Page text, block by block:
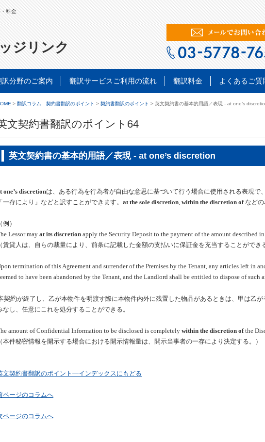
料金
ジリンク
訳分野のご案内 翻訳サービスご利用の流れ 翻訳料金 よくあるご質
> 翻訳コラム 契約書翻訳のポイント > 契約書翻訳のポイント > 英文契約書の基本的用語／表現 - at one’s
文契約書翻訳のポイント64
英文契約書の基本的用語／表現 - at one’s discretion
one’s discretionは、ある行為を行為者が自由な意思に基づいて行う場合に使用される表現で
「一存により」などと訳すことができます。 at the sole discretion, within the discretion of などの
（例）
Lessor may at its discretion apply the Security Deposit to the payment of the amount described
（賃貸人は、自らの裁量により、前条に記載した金額の支払いに保証金を充当することができ
termination of this Agreement and surrender of the Premises by the Tenant, any articles left in
to have been abandoned by the Tenant, and the Landlord shall be entitled to dispose of such
契約が終了し、乙が本物件を明渡す際に本物件内外に残置した物品があるときは、甲は乙が
なし、任意にこれを処分することができる。
amount of Confidential Information to be disclosed is completely within the discretion ofthe
（本件秘密情報を開示する場合における開示情報量は、開示当事者の一存により決定する。）
文契約書翻訳のポイント―インデックスにもどる
ページのコラムへ
ページのコラムへ